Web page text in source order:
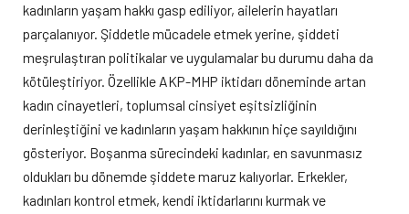
kadınların yaşam hakkı gasp ediliyor, ailelerin hayatları
parçalanıyor. Şiddetle mücadele etmek yerine, şiddeti
meşrulaştıran politikalar ve uygulamalar bu durumu daha da
kötüleştiriyor. Özellikle AKP-MHP iktidarı döneminde artan
kadın cinayetleri, toplumsal cinsiyet eşitsizliğinin
derinleştiğini ve kadınların yaşam hakkının hiçe sayıldığını
gösteriyor. Boşanma sürecindeki kadınlar, en savunmasız
oldukları bu dönemde şiddete maruz kalıyorlar. Erkekler,
kadınları kontrol etmek, kendi iktidarlarını kurmak ve